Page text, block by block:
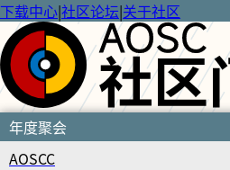
下载中心|社区论坛|关于社区
年度聚会
AOSCC